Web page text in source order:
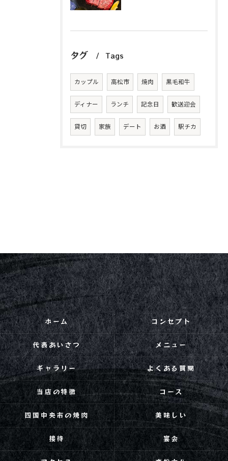
タグ Tags
カップル 高松市 焼肉 黒毛和牛
ディナー ランチ 記念日 歓送迎会
貸切 家族 デート お酒 駅チカ
ホーム コンセプト
代表あいさつ メニュー
ギャラリー よくある質問
当店の特徴 コース
四国中央市の焼肉 美味しい
接待 宴会